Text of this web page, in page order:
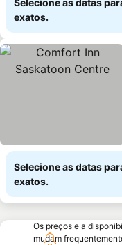
Selecione as datas
exatos.
Selecione as datas
exatos.
Os preços e a
mudam